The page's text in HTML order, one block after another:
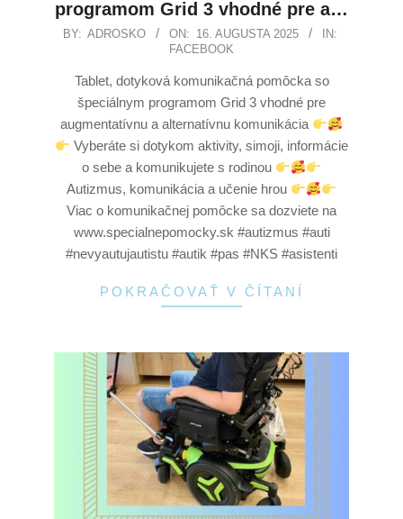
programom Grid 3 vhodné pre a…
BY: ADROSKO ON: 16. AUGUSTA 2025
IN:
FACEBOOK
Tablet, dotyková komunikačná pomôcka so
špeciálnym programom Grid 3 vhodné pre
augmentatívnu a alternatívnu komunikácia
Vyberáte si dotykom aktivity, simoji, informácie
o sebe a komunikujete s rodinou
Autizmus, komunikácia a učenie hrou
Viac o komunikačnej pomôcke sa dozviete na
www.specialnepomocky.sk #autizmus #auti
#nevyautujautistu #autik #pas #NKS #asistenti
POKRAČOVAŤ V ČÍTANÍ